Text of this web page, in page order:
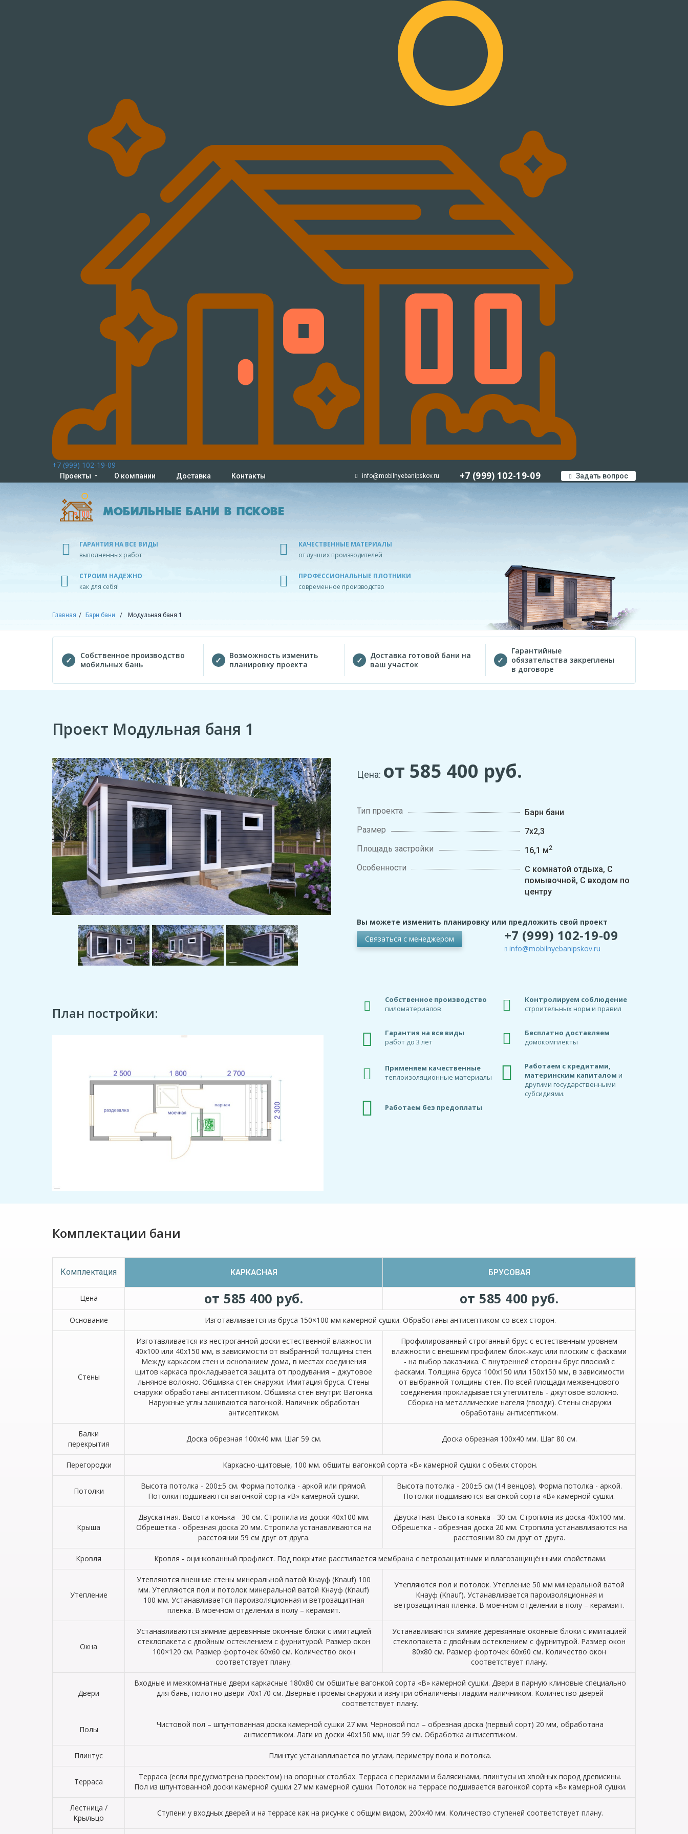
+7 (999) 102-19-09
Проекты О компании Доставка Контакты info@mobilnyebanipskov.ru +7 (999) 102-19-09 Задать вопрос
МОБИЛЬНЫЕ БАНИ В ПСКОВЕ
ГАРАНТИЯ НА ВСЕ ВИДЫ
выполненных работ
КАЧЕСТВЕННЫЕ МАТЕРИАЛЫ
от лучших производителей
СТРОИМ НАДЕЖНО
как для себя!
ПРОФЕССИОНАЛЬНЫЕ ПЛОТНИКИ
современное производство
Главная Барн бани Модульная баня 1
Собственное производство
мобильных бань
Возможность изменить
планировку проекта
Доставка готовой бани на
ваш участок
Гарантийные
обязательства закреплены
в договоре
Проект Модульная баня 1
План постройки:
Цена: от 585 400 руб.
Тип проекта
Барн бани
Размер
7х2,3
Площадь застройки
16,1 м2
Особенности
С комнатой отдыха, С
помывочной, С входом по
центру
Вы можете изменить планировку или предложить свой проект
Связаться с менеджером
+7 (999) 102-19-09
info@mobilnyebanipskov.ru
Собственное производство
пиломатериалов
Гарантия на все виды
работ до 3 лет
Применяем качественные
теплоизоляционные материалы
Работаем без предоплаты
Контролируем соблюдение
строительных норм и правил
Бесплатно доставляем
домокомплекты
Работаем с кредитами,
материнским капиталом и
другими государственными
субсидиями.
Комплектации бани
Комплектация КАРКАСНАЯ БРУСОВАЯ
Цена от 585 400 руб. от 585 400 руб.
Основание Изготавливается из бруса 150×100 мм камерной сушки. Обработаны антисептиком со всех сторон.
Стены
Изготавливается из нестроганной доски естественной влажности
40х100 или 40х150 мм, в зависимости от выбранной толщины стен.
Между каркасом стен и основанием дома, в местах соединения
щитов каркаса прокладывается защита от продувания – джутовое
льняное волокно. Обшивка стен снаружи: Имитация бруса. Стены
снаружи обработаны антисептиком. Обшивка стен внутри: Вагонка.
Наружные углы зашиваются вагонкой. Наличник обработан
антисептиком.
Профилированный строганный брус с естественным уровнем
влажности с внешним профилем блок-хаус или плоским с фасками
- на выбор заказчика. С внутренней стороны брус плоский с
фасками. Толщина бруса 100х150 или 150х150 мм, в зависимости
от выбранной толщины стен. По всей площади межвенцового
соединения прокладывается утеплитель - джутовое волокно.
Сборка на металлические нагеля (гвозди). Стены снаружи
обработаны антисептиком.
Балки
перекрытия
Доска обрезная 100х40 мм. Шаг 59 см. Доска обрезная 100х40 мм. Шаг 80 см.
Перегородки Каркасно-щитовые, 100 мм. обшиты вагонкой сорта «В» камерной сушки с обеих сторон.
Потолки
Высота потолка - 200±5 см. Форма потолка - аркой или прямой.
Потолки подшиваются вагонкой сорта «В» камерной сушки.
Высота потолка - 200±5 см (14 венцов). Форма потолка - аркой.
Потолки подшиваются вагонкой сорта «В» камерной сушки.
Крыша
Двускатная. Высота конька - 30 см. Стропила из доски 40х100 мм.
Обрешетка - обрезная доска 20 мм. Стропила устанавливаются на
расстоянии 59 см друг от друга.
Двускатная. Высота конька - 30 см. Стропила из доска 40х100 мм.
Обрешетка - обрезная доска 20 мм. Стропила устанавливаются на
расстоянии 80 см друг от друга.
Кровля Кровля - оцинкованный профлист. Под покрытие расстилается мембрана с ветрозащитными и влагозащищёнными свойствами.
Утепление
Утепляются внешние стены минеральной ватой Кнауф (Knauf) 100
мм. Утепляются пол и потолок минеральной ватой Кнауф (Knauf)
100 мм. Устанавливается пароизоляционная и ветрозащитная
пленка. В моечном отделении в полу – керамзит.
Утепляются пол и потолок. Утепление 50 мм минеральной ватой
Кнауф (Knauf). Устанавливается пароизоляционная и
ветрозащитная пленка. В моечном отделении в полу – керамзит.
Окна
Устанавливаются зимние деревянные оконные блоки с имитацией
стеклопакета с двойным остеклением с фурнитурой. Размер окон
100×120 см. Размер форточек 60х60 см. Количество окон
соответствует плану.
Устанавливаются зимние деревянные оконные блоки с имитацией
стеклопакета с двойным остеклением с фурнитурой. Размер окон
80х80 см. Размер форточек 60х60 см. Количество окон
соответствует плану.
Двери
Входные и межкомнатные двери каркасные 180х80 см обшитые вагонкой сорта «В» камерной сушки. Двери в парную клиновые специально
для бань, полотно двери 70х170 см. Дверные проемы снаружи и изнутри обналичены гладким наличником. Количество дверей
соответствует плану.
Полы
Чистовой пол – шпунтованная доска камерной сушки 27 мм. Черновой пол – обрезная доска (первый сорт) 20 мм, обработана
антисептиком. Лаги из доски 40х150 мм, шаг 59 см. Обработка антисептиком.
Плинтус Плинтус устанавливается по углам, периметру пола и потолка.
Терраса
Терраса (если предусмотрена проектом) на опорных столбах. Терраса с перилами и балясинами, плинтусы из хвойных пород древисины.
Пол из шпунтованной доски камерной сушки 27 мм камерной сушки. Потолок на террасе подшивается вагонкой сорта «В» камерной сушки.
Лестница /
Крыльцо
Ступени у входных дверей и на террасе как на рисунке с общим видом, 200х40 мм. Количество ступеней соответствует плану.